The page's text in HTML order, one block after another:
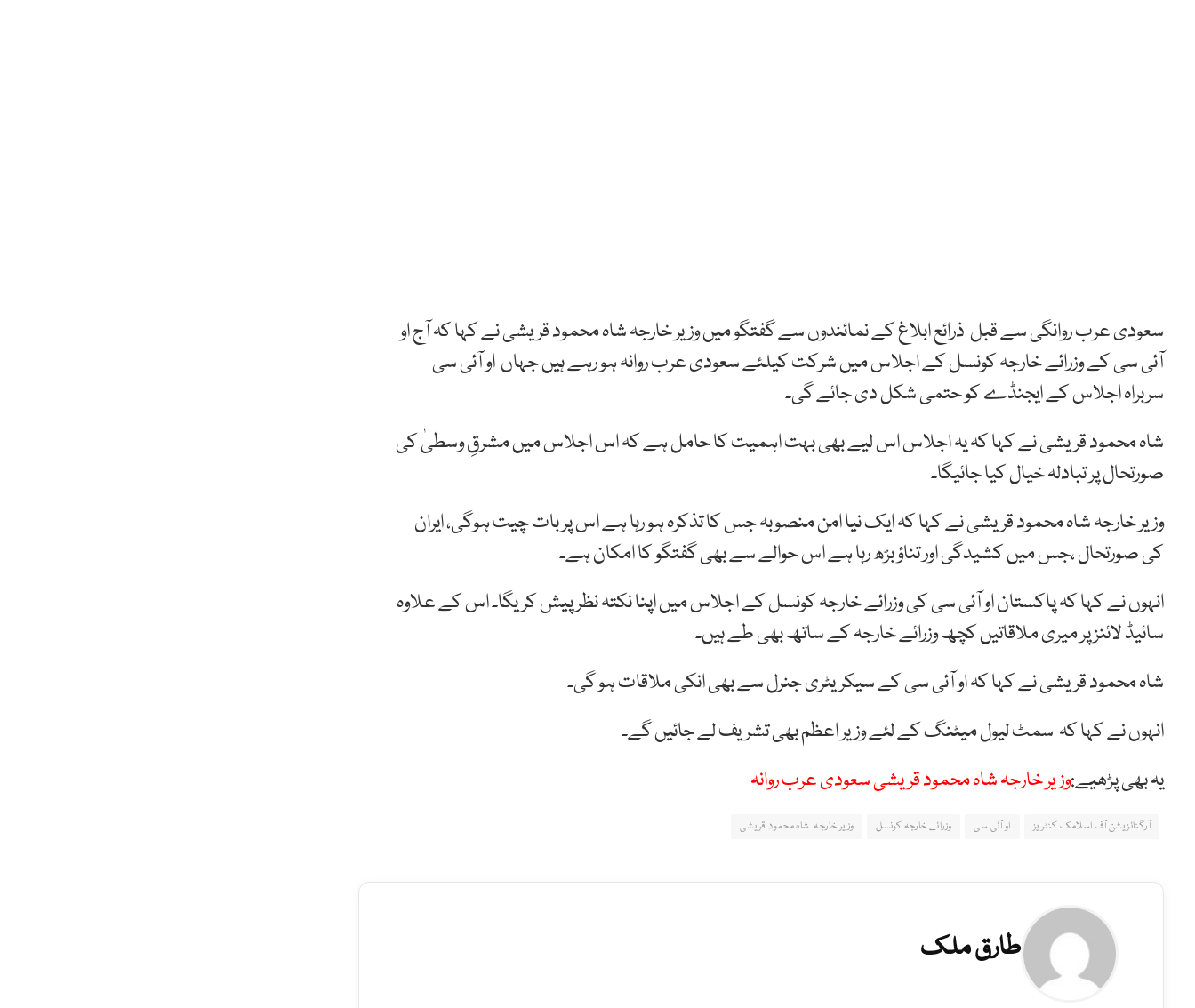
سعودی عرب روانگی سے قبل ذرائع ابلاغ کے نمائندوں سے گفتگو میں وزیر خارجہ شاہ محمود قریشی نے کہا کہ آج او
آئی سی کے وزرائے خارجہ کونسل کے اجلاس میں شرکت کیلئے سعودی عرب روانہ ہو رہے ہیں جہاں او آئی سی
سربراہ اجلاس کے ایجنڈے کو حتمی شکل دی جائے گی۔
شاہ محمود قریشی نے کہا کہ یہ اجلاس اس لیے بھی بہت اہمیت کا حامل ہے کہ اس اجلاس میں مشرقِ وسطیٰ کی
صورتحال پر تبادلہ خیال کیا جائیگا۔
وزیر خارجہ شاہ محمود قریشی نے کہا کہ ایک نیا امن منصوبہ جس کا تذکرہ ہو رہا ہے اس پر بات چیت ہوگی، ایران
کی صورتحال ،جس میں کشیدگی اور تناؤ بڑھ رہا ہے اس حوالے سے بھی گفتگو کا امکان ہے۔
انہوں نے کہا کہ پاکستان او آئی سی کی وزرائے خارجہ کونسل کے اجلاس میں اپنا نکتہ نظر پیش کریگا۔ اس کے علاوہ
سائیڈ لائنز پر میری ملاقاتیں کچھ وزرائے خارجہ کے ساتھ بھی طے ہیں۔
شاہ محمود قریشی نے کہا کہ او آئی سی کے سیکریٹری جنرل سے بھی انکی ملاقات ہو گی۔
انہوں نے کہا کہ سمٹ لیول میٹنگ کے لئے وزیر اعظم بھی تشریف لے جائیں گے۔
یہ بھی پڑھیے:وزیر خارجہ شاہ محمود قریشی سعودی عرب روانہ
آرگنائزیشن آف اسلامک کنٹریز او آئی سی وزرائے خارجہ کونسل وزیر خارجہ شاہ محمود قریشی
طارق ملک